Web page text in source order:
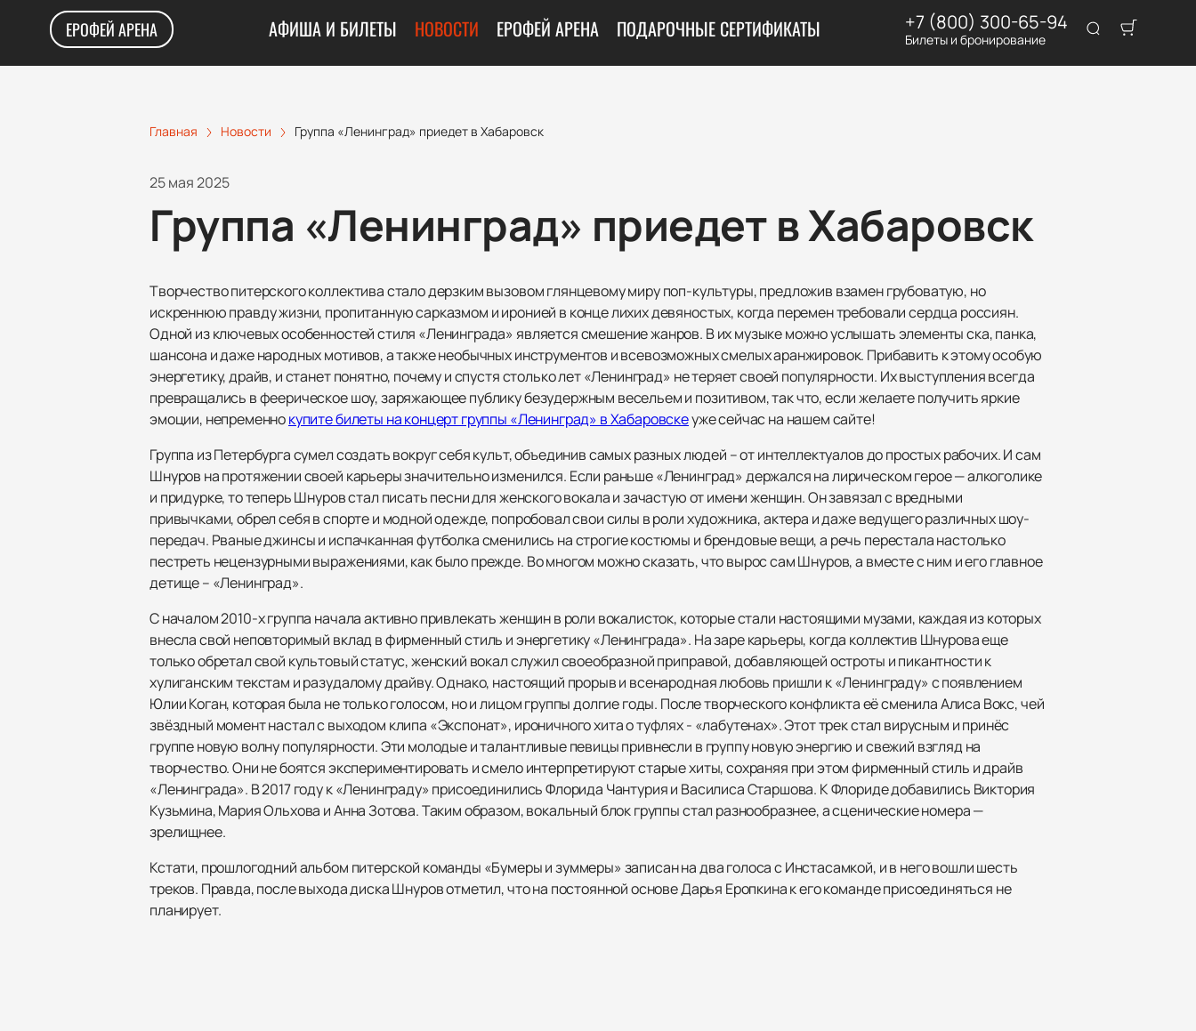
ЕРОФЕЙ АРЕНА АФИША И БИЛЕТЫ НОВОСТИ ЕРОФЕЙ АРЕНА ПОДАРОЧНЫЕ СЕРТИФИКАТЫ +7 (800) 300-65-94
Билеты и бронирование
Главная Новости Группа «Ленинград» приедет в Хабаровск
25 мая 2025
Группа «Ленинград» приедет в Хабаровск
Творчество питерского коллектива стало дерзким вызовом глянцевому миру поп-культуры, предложив взамен грубоватую, но
искреннюю правду жизни, пропитанную сарказмом и иронией в конце лихих девяностых, когда перемен требовали сердца россиян.
Одной из ключевых особенностей стиля «Ленинграда» является смешение жанров. В их музыке можно услышать элементы ска, панка,
шансона и даже народных мотивов, а также необычных инструментов и всевозможных смелых аранжировок. Прибавить к этому особую
энергетику, драйв, и станет понятно, почему и спустя столько лет «Ленинград» не теряет своей популярности. Их выступления всегда
превращались в феерическое шоу, заряжающее публику безудержным весельем и позитивом, так что, если желаете получить яркие
эмоции, непременнокупите билеты на концерт группы «Ленинград» в Хабаровскеуже сейчас на нашем сайте!
Группа из Петербурга сумел создать вокруг себя культ, объединив самых разных людей – от интеллектуалов до простых рабочих. И сам
Шнуров на протяжении своей карьеры значительно изменился. Если раньше «Ленинград» держался на лирическом герое — алкоголике
и придурке, то теперь Шнуров стал писать песни для женского вокала и зачастую от имени женщин. Он завязал с вредными
привычками, обрел себя в спорте и модной одежде, попробовал свои силы в роли художника, актера и даже ведущего различных шоу-
передач. Рваные джинсы и испачканная футболка сменились на строгие костюмы и брендовые вещи, а речь перестала настолько
пестреть нецензурными выражениями, как было прежде. Во многом можно сказать, что вырос сам Шнуров, а вместе с ним и его главное
детище – «Ленинград».
С началом 2010-х группа начала активно привлекать женщин в роли вокалисток, которые стали настоящими музами, каждая из которых
внесла свой неповторимый вклад в фирменный стиль и энергетику «Ленинграда». На заре карьеры, когда коллектив Шнурова еще
только обретал свой культовый статус, женский вокал служил своеобразной приправой, добавляющей остроты и пикантности к
хулиганским текстам и разудалому драйву. Однако, настоящий прорыв и всенародная любовь пришли к «Ленинграду» с появлением
Юлии Коган, которая была не только голосом, но и лицом группы долгие годы. После творческого конфликта её сменила Алиса Вокс, чей
звёздный момент настал с выходом клипа «Экспонат», ироничного хита о туфлях - «лабутенах». Этот трек стал вирусным и принёс
группе новую волну популярности. Эти молодые и талантливые певицы привнесли в группу новую энергию и свежий взгляд на
творчество. Они не боятся экспериментировать и смело интерпретируют старые хиты, сохраняя при этом фирменный стиль и драйв
«Ленинграда». В 2017 году к «Ленинграду» присоединились Флорида Чантурия и Василиса Старшова. К Флориде добавились Виктория
Кузьмина, Мария Ольхова и Анна Зотова. Таким образом, вокальный блок группы стал разнообразнее, а сценические номера —
зрелищнее.
Кстати, прошлогодний альбом питерской команды «Бумеры и зуммеры» записан на два голоса с Инстасамкой, и в него вошли шесть
треков. Правда, после выхода диска Шнуров отметил, что на постоянной основе Дарья Еропкина к его команде присоединяться не
планирует.